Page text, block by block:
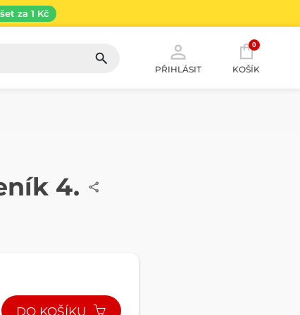
za 1 Kč
PŘIHLÁSIT
0
KOŠÍK
4.
DO KOŠÍKU